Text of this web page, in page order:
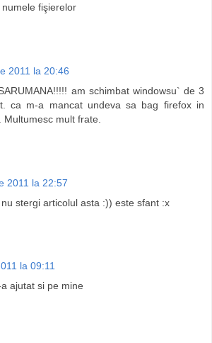
fişierelor
2011 la 20:46
am schimbat windowsu` de 3
ca m-a mancat undeva sa bag firefox in
mult frate.
2011 la 22:57
stergi articolul asta :)) este sfant :x
la 09:11
ajutat si pe mine